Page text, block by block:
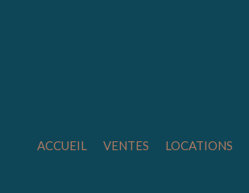
ACCUEIL VENTES LOCATIONS